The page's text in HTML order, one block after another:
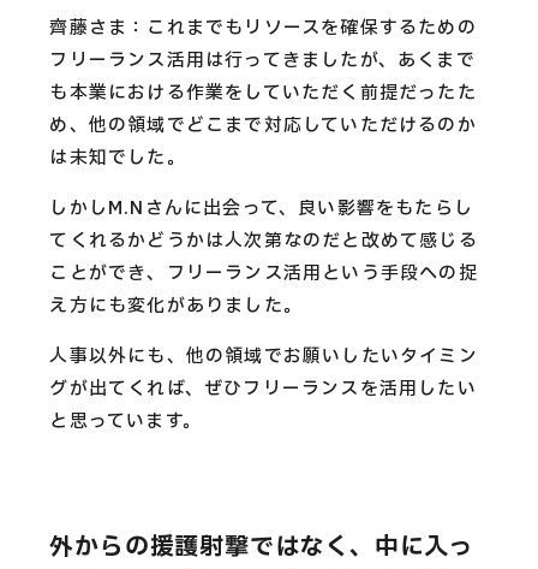
齊藤さま：これまでもリソースを確保するための
フリーランス活用は行ってきましたが、あくまで
も本業における作業をしていただく前提だったた
め、他の領域でどこまで対応していただけるのか
は未知でした。
しかしM.Nさんに出会って、良い影響をもたらし
てくれるかどうかは人次第なのだと改めて感じる
ことができ、フリーランス活用という手段への捉
え方にも変化がありました。
人事以外にも、他の領域でお願いしたいタイミン
グが出てくれば、ぜひフリーランスを活用したい
と思っています。
外からの援護射撃ではなく、中に入っ